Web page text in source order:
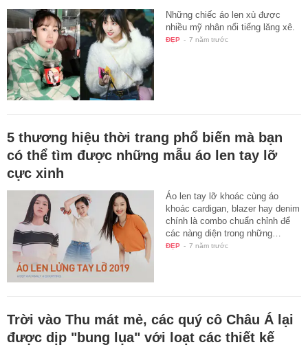
Những chiếc áo len xù được
nhiều mỹ nhân nổi tiếng lăng xê.
ĐẸP - 7 năm trước
5 thương hiệu thời trang phổ biến mà bạn
có thể tìm được những mẫu áo len tay lỡ
cực xinh
Áo len tay lỡ khoác cùng áo
khoác cardigan, blazer hay denim
chính là combo chuẩn chỉnh để
các nàng diện trong những…
ĐẸP - 7 năm trước
Trời vào Thu mát mẻ, các quý cô Châu Á lại
được dịp "bung lụa" với loạt các thiết kế